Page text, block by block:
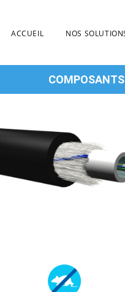
ACCUEIL NOS